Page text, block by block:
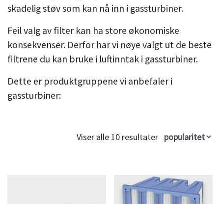
skadelig støv som kan nå inn i gassturbiner.
Feil valg av filter kan ha store økonomiske
konsekvenser. Derfor har vi nøye valgt ut de beste
filtrene du kan bruke i luftinntak i gassturbiner.
Dette er produktgruppene vi anbefaler i
gassturbiner:
Viser alle 10 resultater